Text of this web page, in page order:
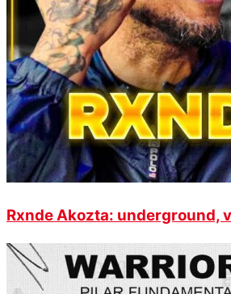
Rxnde Akozta: underground,